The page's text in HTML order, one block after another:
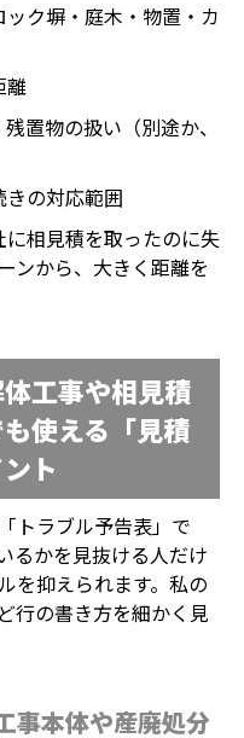
ク塀・庭木・物置・カ
離
置物の扱い（別途か、
の対応範囲
相見積を取ったのに失
ンから、大きく距離を
工事や相見積
使える「見積
ト
トラブル予告表」で
るかを見抜ける人だけ
を抑えられます。私の
行の書き方を細かく見
事本体や産廃処分